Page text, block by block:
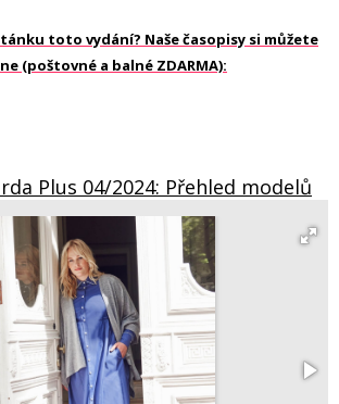
toto vydání? Naše časopisy si můžete
(poštovné a balné ZDARMA):
Plus 04/2024: Přehled modelů